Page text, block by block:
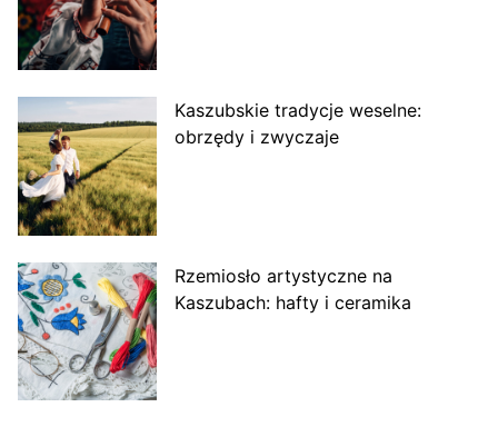
Kaszubskie tradycje weselne:
obrzędy i zwyczaje
Rzemiosło artystyczne na
Kaszubach: hafty i ceramika